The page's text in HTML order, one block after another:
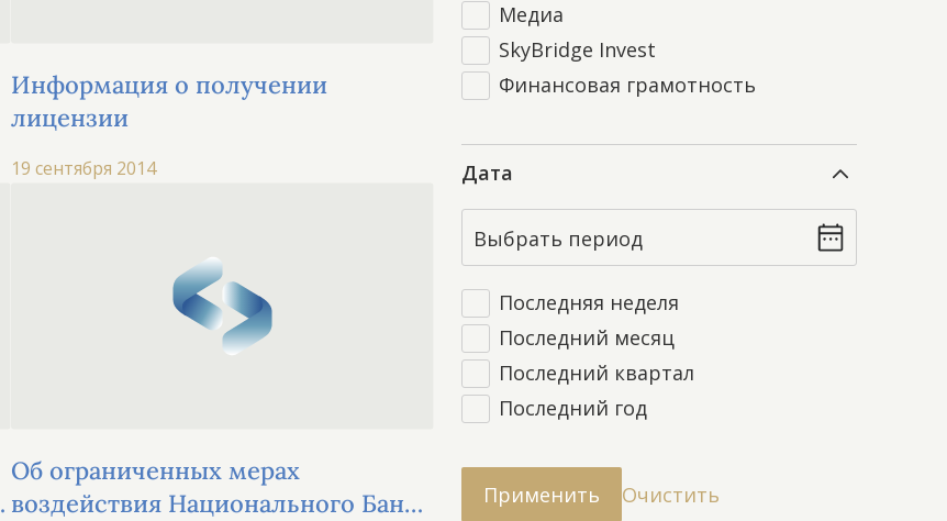
Информация о получении
лицензии
19 сентября 2014
Об ограниченных мерах
воздействия Национального Банка
Медиа
SkyBridge Invest
Финансовая грамотность
Дата
Выбрать период
Последняя неделя
Последний месяц
Последний квартал
Последний год
Применить Очистить